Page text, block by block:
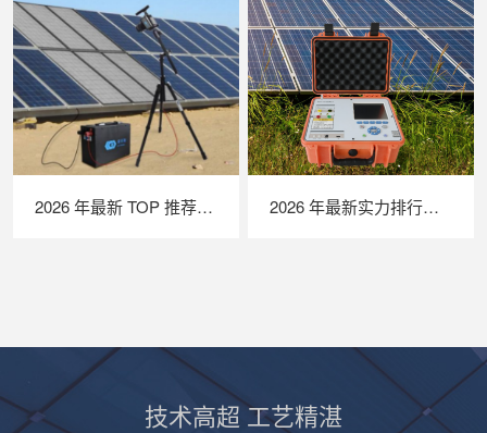
2026 年最新 TOP 推荐｜便携式 EL 检测仪实力排行，LAILX LXG50 深度测评 2026 年最新实力排行｜便携式 IV 测试仪 TOP 推荐，LAILX LX‑PV31 深度解析
技术高超 工艺精湛